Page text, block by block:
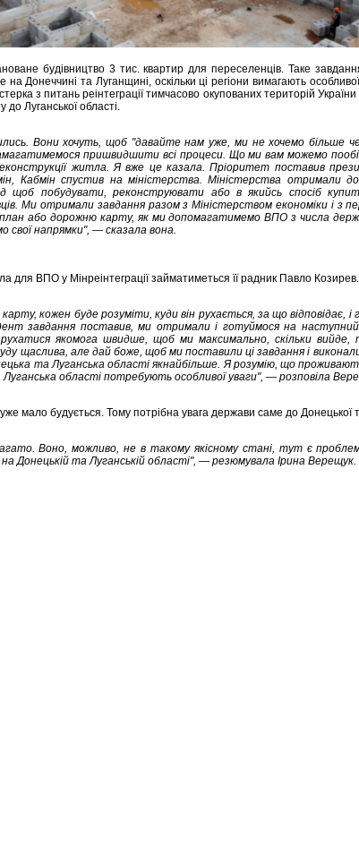
будівництво 3 тис. квартир для переселенців. Таке
Донеччині та Луганщині, оскільки ці регіони вимагають
з питань реінтеграції тимчасово окупованих територій
Луганської області.
Вони хочуть, щоб "давайте нам уже, ми не хочемо більше
пришвидшити всі процеси. Що ми вам можемо
житла. Я вже це казала. Пріоритет поставив
Кабмін спустив на міністерства. Міністерства отримали
щоб побудувати, реконструювати або в якийсь спосіб
Ми отримали завдання разом з Міністерством економіки і з
або дорожню карту, як ми допомагатимемо ВПО з числа
свої напрямки", — сказала вона.
для ВПО у Мінреінтеграції займатиметься її радник Павло Козирев.
кожен буде розуміти, куди він рухається, за що відповідає,
завдання поставив, ми отримали і готуймося на
рухатися якомога швидше, щоб ми максимально, скільки
щаслива, але дай боже, щоб ми поставили ці завдання і
та Луганська області якнайбільше. Я розумію, що проживають
області потребують особливої уваги", — розповіла
мало будується. Тому потрібна увага держави саме до Донецької
Воно, можливо, не в такому якісному стані, тут є
на Донецькій та Луганській області", — резюмувала Ірина Верещук.